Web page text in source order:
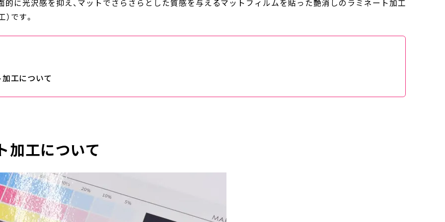
的に光沢感を抑え、マットでさらさらとした質感を与えるマットフィルムを貼った艶消しのラミネート加工
です。
工について
加工について